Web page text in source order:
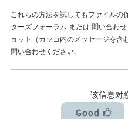
これらの方法を試してもファイルの
ターズフォーラム または 問い合わ
ョット（カッコ内のメッセージを
問い合わせください。
该信息对